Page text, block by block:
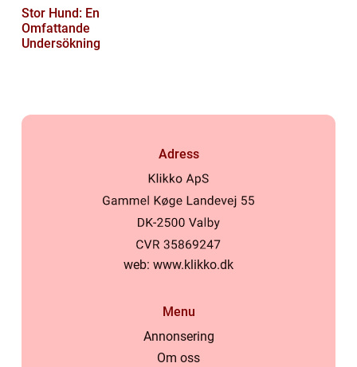
Stor Hund: En
Omfattande
Undersökning
Adress
web: www.klikko.dk
Menu
Annonsering
Om oss